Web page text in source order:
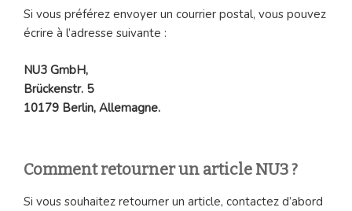
Si vous préférez envoyer un courrier postal, vous pouvez
écrire à l’adresse suivante :
NU3 GmbH,
Brückenstr. 5
10179 Berlin, Allemagne.
Comment retourner un article NU3 ?
Si vous souhaitez retourner un article, contactez d’abord